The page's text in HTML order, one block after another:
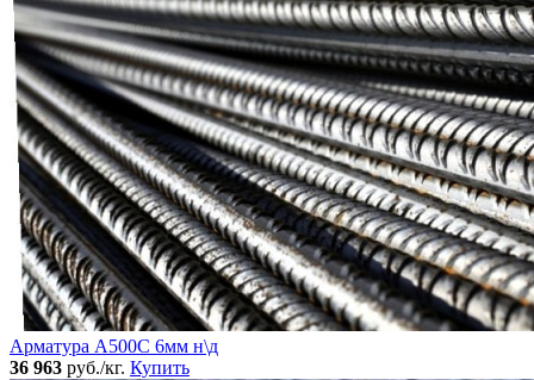
Арматура А500С 6мм н\д
36 963 руб./кг. Купить